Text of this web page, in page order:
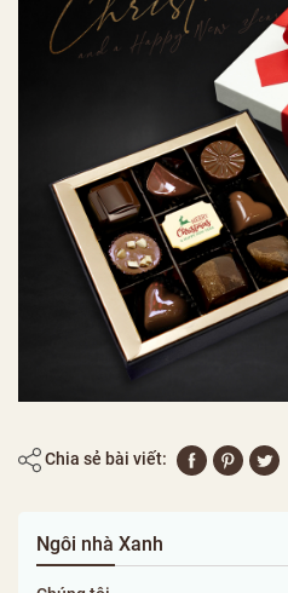
Chia sẻ bài viết:
Ngôi nhà Xanh